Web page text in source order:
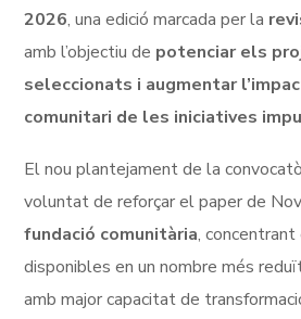
2026, una edició marcada per la
amb l’objectiu de potenciar els
seleccionats i augmentar
comunitari de les iniciatives
El nou plantejament de la
voluntat de reforçar el paper de
fundació comunitària,
disponibles en un nombre més
amb major capacitat de